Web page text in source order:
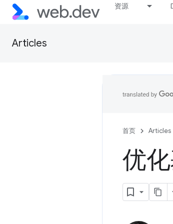
资源
Articles
首页 Articles
优